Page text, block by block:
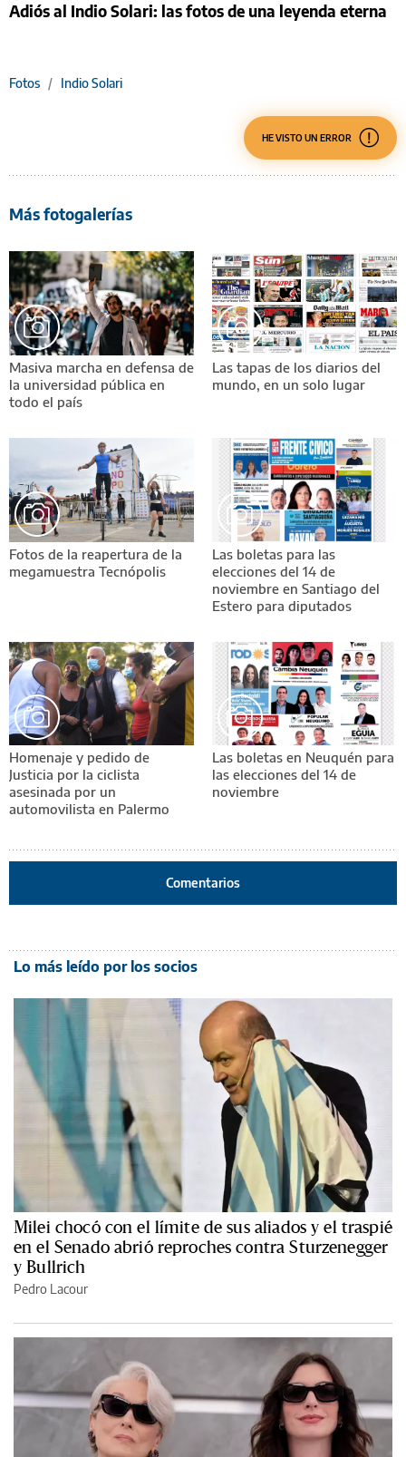
Adiós al Indio Solari: las fotos de una leyenda eterna
Fotos / Indio Solari
HE VISTO UN ERROR
Más fotogalerías
Masiva marcha en defensa de
la universidad pública en
todo el país
Las tapas de los diarios del
mundo, en un solo lugar
Fotos de la reapertura de la
megamuestra Tecnópolis
Las boletas para las
elecciones del 14 de
noviembre en Santiago del
Estero para diputados
Homenaje y pedido de
Justicia por la ciclista
asesinada por un
automovilista en Palermo
Las boletas en Neuquén para
las elecciones del 14 de
noviembre
Comentarios
Lo más leído por los socios
Milei chocó con el límite de sus aliados y el traspié
en el Senado abrió reproches contra Sturzenegger
y Bullrich
Pedro Lacour